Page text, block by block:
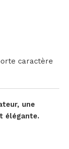
caractère
une
élégante.